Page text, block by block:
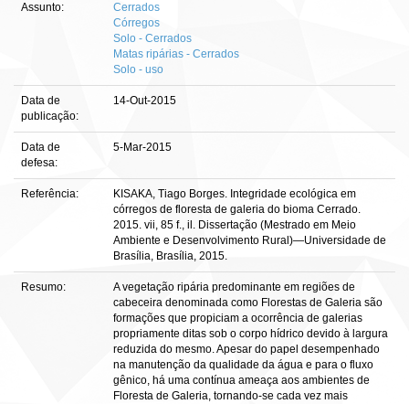
Assunto:
Cerrados
Córregos
Solo - Cerrados
Matas ripárias - Cerrados
Solo - uso
Data de
publicação:
14-Out-2015
Data de
defesa:
5-Mar-2015
Referência:
KISAKA, Tiago Borges. Integridade ecológica em
córregos de floresta de galeria do bioma Cerrado.
2015. vii, 85 f., il. Dissertação (Mestrado em Meio
Ambiente e Desenvolvimento Rural)—Universidade de
Brasília, Brasília, 2015.
Resumo:
A vegetação ripária predominante em regiões de
cabeceira denominada como Florestas de Galeria são
formações que propiciam a ocorrência de galerias
propriamente ditas sob o corpo hídrico devido à largura
reduzida do mesmo. Apesar do papel desempenhado
na manutenção da qualidade da água e para o fluxo
gênico, há uma contínua ameaça aos ambientes de
Floresta de Galeria, tornando-se cada vez mais